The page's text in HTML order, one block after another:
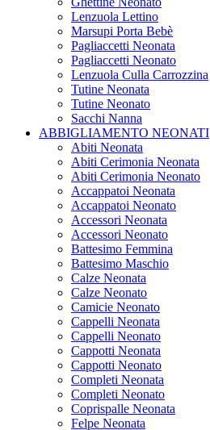
Lenzuola Lettino
Marsupi Porta Bebè
Pagliaccetti Neonata
Pagliaccetti Neonato
Lenzuola Culla Carrozzina
Tutine Neonata
Tutine Neonato
Sacchi Nanna
ABBIGLIAMENTO NEONATI
Abiti Neonata
Abiti Cerimonia Neonata
Abiti Cerimonia Neonato
Accappatoi Neonata
Accappatoi Neonato
Accessori Neonata
Accessori Neonato
Battesimo Femmina
Battesimo Maschio
Calze Neonata
Calze Neonato
Camicie Neonato
Cappelli Neonata
Cappelli Neonato
Cappotti Neonata
Cappotti Neonato
Completi Neonata
Completi Neonato
Coprispalle Neonata
Felpe Neonata